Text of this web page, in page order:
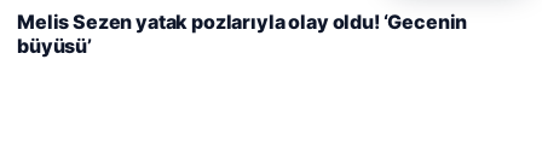
kullanıyoruz.
Çerez Politikamız
Reddet
Melis Sezen yatak pozlarıyla olay oldu! ‘Gecenin
büyüsü’